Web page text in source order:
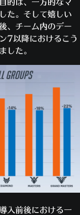
的は、一方的なマ
た。そして嬉しい
、チーム内のデー
7以降におけるこう
した。
入前後における一